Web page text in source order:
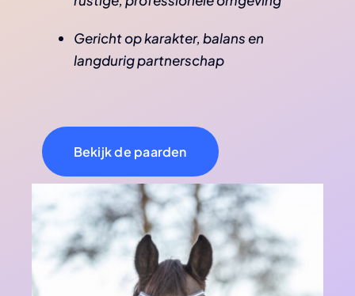
Gericht op karakter, balans en
langdurig partnerschap
Bekijk de paarden